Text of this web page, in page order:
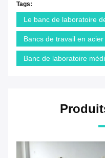
Tags:
Le banc de laboratoire
Bancs de travail en
Banc de laboratoire